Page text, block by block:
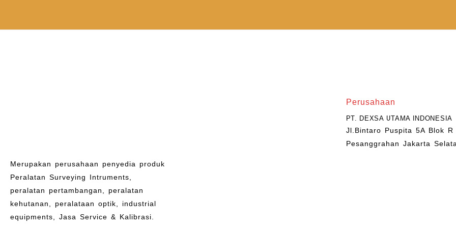
Merupakan perusahaan penyedia produk
Peralatan Surveying Intruments,
peralatan pertambangan, peralatan
kehutanan, peralataan optik, industrial
equipments, Jasa Service & Kalibrasi.
Perusahaan
PT. DEXSA UTAMA INDONESIA
Jl.Bintaro Puspita 5A Blok R
Pesanggrahan Jakarta